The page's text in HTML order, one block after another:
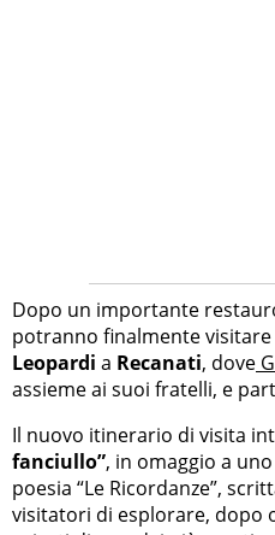
Dopo un importante
potranno finalmente visitare
Leopardi a Recanati, dove
assieme ai suoi fratelli, e
Il nuovo itinerario di visita
fanciullo”, in omaggio a
poesia “Le Ricordanze”,
visitatori di esplorare, dopo